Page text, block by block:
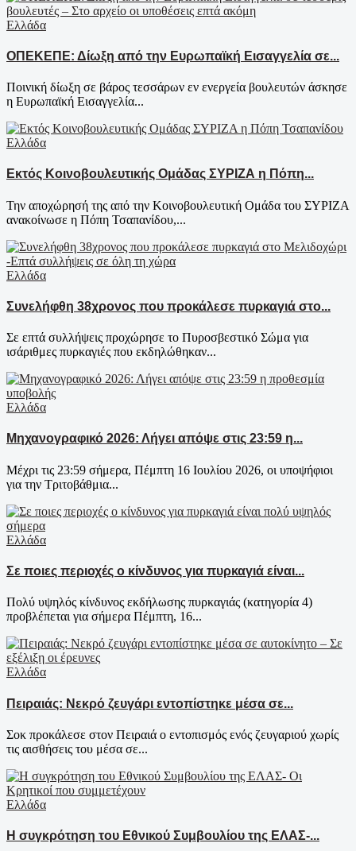
Ελλάδα
ΟΠΕΚΕΠΕ: Δίωξη από την Ευρωπαϊκή Εισαγγελία σε...
Ποινική δίωξη σε βάρος τεσσάρων εν ενεργεία βουλευτών άσκησε
η Ευρωπαϊκή Εισαγγελία...
Ελλάδα
Εκτός Κοινοβουλευτικής Ομάδας ΣΥΡΙΖΑ η Πόπη...
Την αποχώρησή της από την Κοινοβουλευτική Ομάδα του ΣΥΡΙΖΑ
ανακοίνωσε η Πόπη Τσαπανίδου,...
Ελλάδα
Συνελήφθη 38χρονος που προκάλεσε πυρκαγιά στο...
Σε επτά συλλήψεις προχώρησε το Πυροσβεστικό Σώμα για
ισάριθμες πυρκαγιές που εκδηλώθηκαν...
Ελλάδα
Μηχανογραφικό 2026: Λήγει απόψε στις 23:59 η...
Μέχρι τις 23:59 σήμερα, Πέμπτη 16 Ιουλίου 2026, οι υποψήφιοι
για την Τριτοβάθμια...
Ελλάδα
Σε ποιες περιοχές ο κίνδυνος για πυρκαγιά είναι...
Πολύ υψηλός κίνδυνος εκδήλωσης πυρκαγιάς (κατηγορία 4)
προβλέπεται για σήμερα Πέμπτη, 16...
Ελλάδα
Πειραιάς: Νεκρό ζευγάρι εντοπίστηκε μέσα σε...
Σοκ προκάλεσε στον Πειραιά ο εντοπισμός ενός ζευγαριού χωρίς
τις αισθήσεις του μέσα σε...
Ελλάδα
Η συγκρότηση του Εθνικού Συμβουλίου της ΕΛΑΣ-...